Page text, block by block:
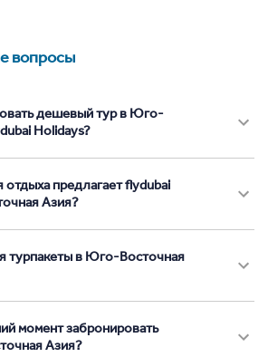
вопросы
дешевый тур в Юго-
Holidays?
отдыха предлагает flydubai
Азия?
турпакеты в Юго-Восточная
момент забронировать
Азия?